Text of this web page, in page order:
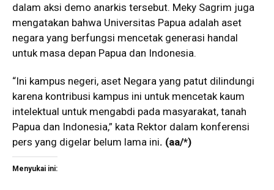
dalam aksi demo anarkis tersebut. Meky Sagrim juga
mengatakan bahwa Universitas Papua adalah aset
negara yang berfungsi mencetak generasi handal
untuk masa depan Papua dan Indonesia.
“Ini kampus negeri, aset Negara yang patut dilindungi
karena kontribusi kampus ini untuk mencetak kaum
intelektual untuk mengabdi pada masyarakat, tanah
Papua dan Indonesia,” kata Rektor dalam konferensi
pers yang digelar belum lama ini. (aa/*)
Menyukai ini: